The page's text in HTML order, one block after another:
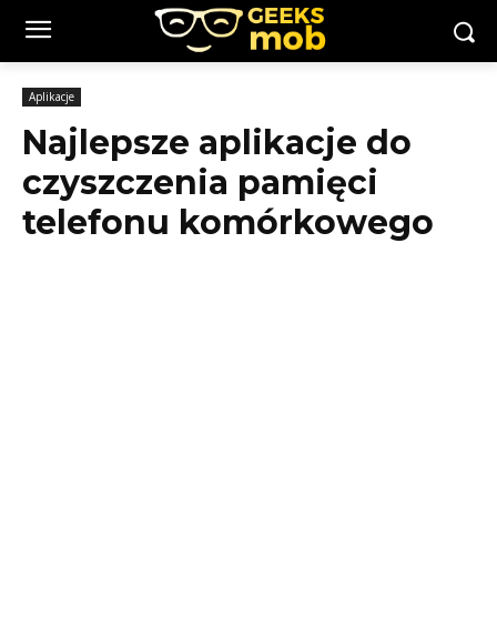
Aplikacje
Najlepsze aplikacje do
czyszczenia pamięci
telefonu komórkowego